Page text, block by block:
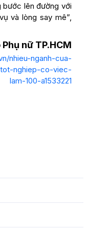
bước lên đường với
và lòng say mê”,
nữ TP.HCM
nhieu-nganh-cua-
nghiep-co-viec-
lam-100-a1533221